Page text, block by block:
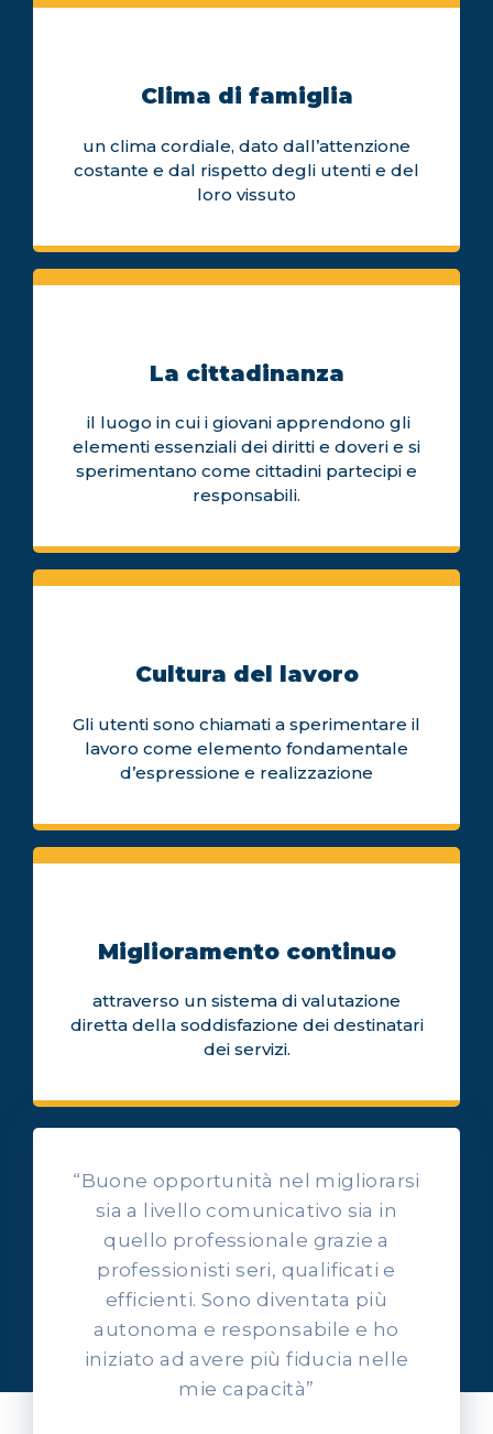
Clima di famiglia
un clima cordiale, dato dall’attenzione
costante e dal rispetto degli utenti e del
loro vissuto
La cittadinanza
il luogo in cui i giovani apprendono gli
elementi essenziali dei diritti e doveri e si
sperimentano come cittadini partecipi e
responsabili.
Cultura del lavoro
Gli utenti sono chiamati a sperimentare il
lavoro come elemento fondamentale
d’espressione e realizzazione
Miglioramento continuo
attraverso un sistema di valutazione
diretta della soddisfazione dei destinatari
dei servizi.
OPINIONI DEI NOSTRI ALLIEVI
Ascolta l'esperienza dei
nostri allievi
“Buone opportunità nel migliorarsi
sia a livello comunicativo sia in
quello professionale grazie a
professionisti seri, qualificati e
efficienti. Sono diventata più
autonoma e responsabile e ho
iniziato ad avere più fiducia nelle
mie capacità”